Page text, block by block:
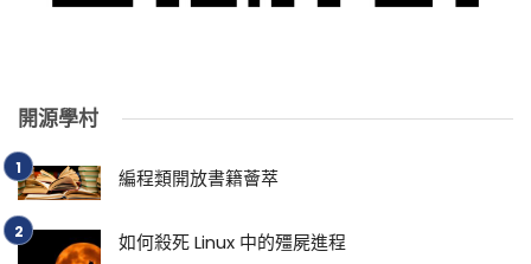
開源學村
編程類開放書籍薈萃
如何殺死 Linux 中的殭屍進程